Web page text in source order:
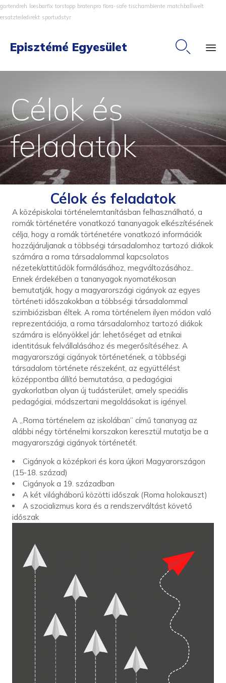
gartendreh loesbarfix torstopp bratenpro flora-safe tischambiente matchballwelt
ersatzteiledirekt sportudstyr
Episztémé Egyesület 
Célok és
feladatok
Célok és feladatok
A középiskolai történelemtanításban felhasználható, a
romák történetére vonatkozó tananyagok elkészítésének
célja, hogy a romák történetére vonatkozó információk
hozzájáruljanak a többségi társadalomhoz tartozó diákok
számára a roma társadalommal kapcsolatos
nézetek/attitűdök formálásához, megváltozásához..
Ennek érdekében a tananyagok nyomatékosan
bemutatják, hogy a magyarországi cigányok az egyes
történeti időszakokban a többségi társadalommal
szimbiózisban éltek. A roma történelem ilyen módon való
reprezentációja, a roma társadalomhoz tartozó diákok
számára is előnyökkel jár: lehetőséget ad etnikai
identitásuk felvállalásához és megerősítéséhez. A
magyarországi cigányok történetének, a többségi
társadalom története részeként, az együttélést
középpontba állító bemutatása, a pedagógiai
gyakorlatban olyan új tudásterület, amely speciális
pedagógiai, módszertani megoldásokat is igényel.
A „Roma történelem az iskolában” című tananyag az
alábbi négy történelmi korszakon keresztül mutatja be a
magyarországi cigányok történetét.
Cigányok a középkori és kora újkori Magyarországon
(15-18. század)
Cigányok a 19. században
A két világháború közötti időszak (Roma holokauszt)
A szocializmus kora és a rendszerváltást követő
időszak